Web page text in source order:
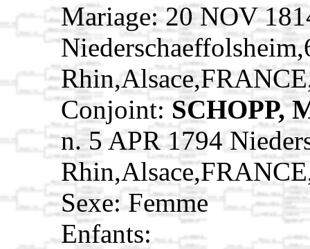
Mariage: 20 NOV
Conjoint: SCHOPP,
n. 5 APR 1794
Sexe: Femme
Enfants: